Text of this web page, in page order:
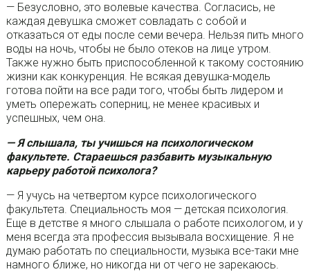
— Безусловно, это волевые качества. Согласись, не
каждая девушка сможет совладать с собой и
отказаться от еды после семи вечера. Нельзя пить много
воды на ночь, чтобы не было отеков на лице утром.
Также нужно быть приспособленной к такому состоянию
жизни как конкуренция. Не всякая девушка-модель
готова пойти на все ради того, чтобы быть лидером и
уметь опережать соперниц, не менее красивых и
успешных, чем она.
— Я слышала, ты учишься на психологическом
факультете. Стараешься разбавить музыкальную
карьеру работой психолога?
— Я учусь на четвертом курсе психологического
факультета. Специальность моя — детская психология.
Еще в детстве я много слышала о работе психологом, и у
меня всегда эта профессия вызывала восхищение. Я не
думаю работать по специальности, музыка все-таки мне
намного ближе, но никогда ни от чего не зарекаюсь.